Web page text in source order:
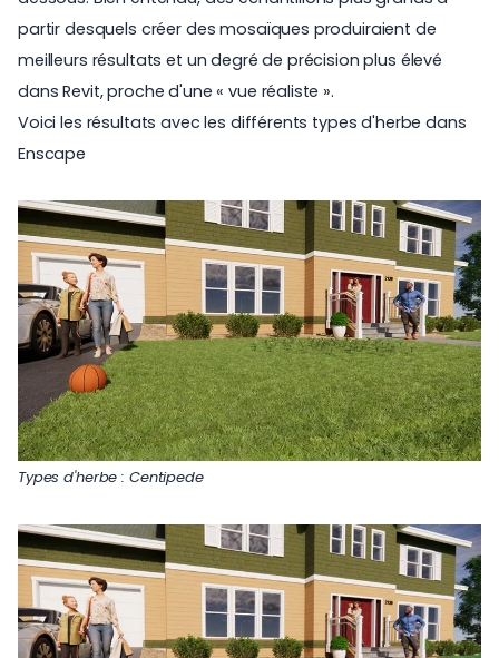
partir desquels créer des mosaïques produiraient de
meilleurs résultats et un degré de précision plus élevé
dans Revit, proche d'une « vue réaliste ».
Voici les résultats avec les différents types d'herbe dans
Enscape
Types d'herbe : Centipede